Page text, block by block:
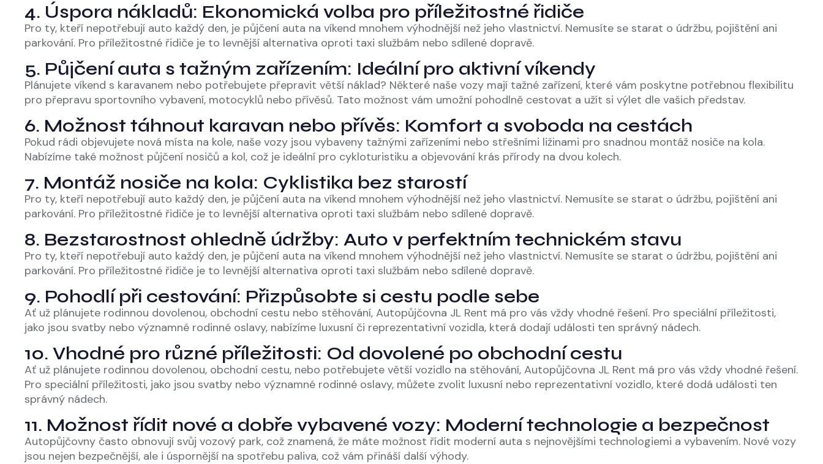
4. Úspora nákladů: Ekonomická volba pro příležitostné řidiče
Pro ty, kteří nepotřebují auto každý den, je půjčení auta na víkend mnohem výhodnější než jeho vlastnictví. Nemusíte se starat o údržbu, pojištění ani
parkování. Pro příležitostné řidiče je to levnější alternativa oproti taxi službám nebo sdílené dopravě.
5. Půjčení auta s tažným zařízením: Ideální pro aktivní víkendy
Plánujete víkend s karavanem nebo potřebujete přepravit větší náklad? Některé naše vozy mají tažné zařízení, které vám poskytne potřebnou flexibilitu
pro přepravu sportovního vybavení, motocyklů nebo přívěsů. Tato možnost vám umožní pohodlně cestovat a užít si výlet dle vašich představ.
6. Možnost táhnout karavan nebo přívěs: Komfort a svoboda na cestách
Pokud rádi objevujete nová místa na kole, naše vozy jsou vybaveny tažnými zařízeními nebo střešními ližinami pro snadnou montáž nosiče na kola.
Nabízíme také možnost půjčení nosičů a kol, což je ideální pro cykloturistiku a objevování krás přírody na dvou kolech.
7. Montáž nosiče na kola: Cyklistika bez starostí
Pro ty, kteří nepotřebují auto každý den, je půjčení auta na víkend mnohem výhodnější než jeho vlastnictví. Nemusíte se starat o údržbu, pojištění ani
parkování. Pro příležitostné řidiče je to levnější alternativa oproti taxi službám nebo sdílené dopravě.
8. Bezstarostnost ohledně údržby: Auto v perfektním technickém stavu
Pro ty, kteří nepotřebují auto každý den, je půjčení auta na víkend mnohem výhodnější než jeho vlastnictví. Nemusíte se starat o údržbu, pojištění ani
parkování. Pro příležitostné řidiče je to levnější alternativa oproti taxi službám nebo sdílené dopravě.
9. Pohodlí při cestování: Přizpůsobte si cestu podle sebe
Ať už plánujete rodinnou dovolenou, obchodní cestu nebo stěhování, Autopůjčovna JL Rent má pro vás vždy vhodné řešení. Pro speciální příležitosti,
jako jsou svatby nebo významné rodinné oslavy, nabízíme luxusní či reprezentativní vozidla, která dodají události ten správný nádech.
10. Vhodné pro různé příležitosti: Od dovolené po obchodní cestu
Ať už plánujete rodinnou dovolenou, obchodní cestu, nebo potřebujete větší vozidlo na stěhování, Autopůjčovna JL Rent má pro vás vždy vhodné řešení.
Pro speciální příležitosti, jako jsou svatby nebo významné rodinné oslavy, můžete zvolit luxusní nebo reprezentativní vozidlo, které dodá události ten
správný nádech.
11. Možnost řídit nové a dobře vybavené vozy: Moderní technologie a bezpečnost
Autopůjčovny často obnovují svůj vozový park, což znamená, že máte možnost řídit moderní auta s nejnovějšími technologiemi a vybavením. Nové vozy
jsou nejen bezpečnější, ale i úspornější na spotřebu paliva, což vám přináší další výhody.